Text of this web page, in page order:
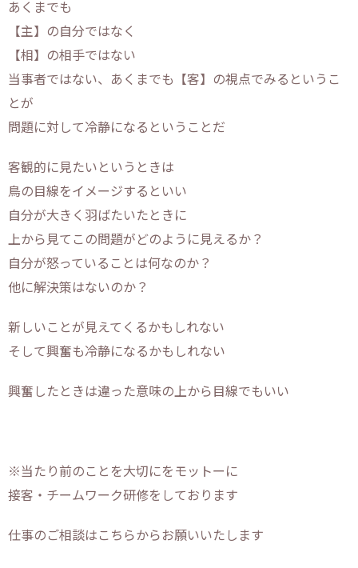
あくまでも
【主】の自分ではなく
【相】の相手ではない
当事者ではない、あくまでも【客】の視点でみるというこ
とが
問題に対して冷静になるということだ
客観的に見たいというときは
鳥の目線をイメージするといい
自分が大きく羽ばたいたときに
上から見てこの問題がどのように見えるか？
自分が怒っていることは何なのか？
他に解決策はないのか？
新しいことが見えてくるかもしれない
そして興奮も冷静になるかもしれない
興奮したときは違った意味の上から目線でもいい
※当たり前のことを大切にをモットーに
接客・チームワーク研修をしております
仕事のご相談はこちらからお願いいたします